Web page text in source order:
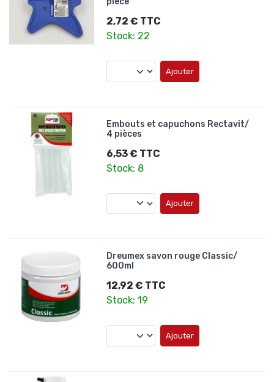
2,72 € TTC
Stock: 22
Ajouter
Embouts et capuchons Rectavit/
4 pièces
6,53 € TTC
Stock: 8
Ajouter
Dreumex savon rouge Classic/
600ml
12,92 € TTC
Stock: 19
Ajouter